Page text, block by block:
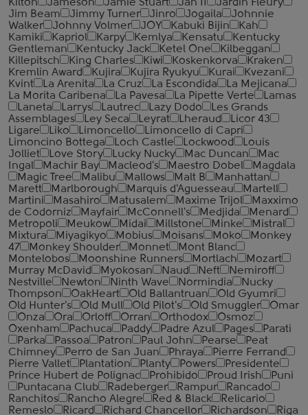
Kilton
Jameson Jamie Stuart Jan II
Jardin Fleury
Jim Beam
Jimmy Turner Jinro Jogaila
Johnnie
Walker
Johnny Volmer JOY Kabuki Bijin
Kah
Kamiki
Kapriol Karpy Kemlya Kensatu
Kentucky
Gentleman
Kentucky Jack Ketel One
Kilbeggan
Killepitsch
King Charles Kiwi Koskenkorva
Kraken
Kremlin Award
Kujira Kujira Ryukyu Kurai
Kvezani
Kvint
La Arenita La Cruz La Escondida
La Mejicana
La Morita Caribena
La Pavesa La Pipette Verte
Lamas
Laneta
Larrys Lautrec Lazy Dodo
Les Grands
Assemblages
Ley Seca Leyrat Lheraud
Licor 43
Ligare
Liko Limoncello
Limoncello di Capri
Limoncino Bottega
Loch Castle Lockwood
Louis
Jolliet
Love Story Lucky Nucky Mac Duncan
Mac
Ingal
Machir Bay Macleod's Maestro Dobel
Magdala
Magic Tree
Malibu Mallows Malt B
Manhattan
Marett
Marlborough Marquis d'Aguesseau
Martell
Martini
Masahiro Matusalem Maxime Trijol
Maxximo
de Codorniz
Mayfair McConnell's Medjida
Menard
Metropoli
Meukow Midai Millstone Minke
Mistral
Mixtura
Miyagikyo Mobius Moisans Moko
Monkey
47
Monkey Shoulder Monnet
Mont Blanc
Montelobos
Moonshine Runners Mortlach
Mozart
Murray McDavid
Myokosan Naud Neft
Nemiroff
Nestville
Newton Ninth Wave Normindia
Nucky
Thompson
OakHeart Old Ballantruan
Old Gyumri
Old Hunter's
Old Mull Old Pilot's Old Smuggler
Omar
Onza
Ora Orloff Orran Orthodox
Osmoz
Oxenham
Pachuca Paddy Padre Azul Pages
Parati
Parka
Passoa Patron Paul John Pearse
Peat
Chimney
Perro de San Juan Phraya
Pierre Ferrand
Pierre Vallet
Plantation Planty Powers
Presidente
Prince Hubert de Polignac
Prohibido Proud Irish
Puni
Puntacana Club
Radeberger Rampur
Rancado
Ranchitos
Rancho Alegre Red & Black
Relicario
Remeslo
Ricard Richard Chancellor Richardson
Riga